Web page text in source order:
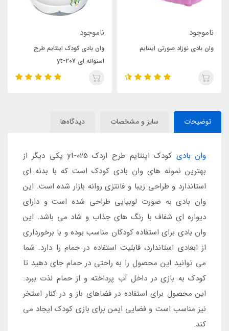
ناموجود
وان بادی کودک اینتایم طرح
ناموجود
وان بادی نوزاد اینتایم طرح آبی
yt-226a
توضیحات سایز و مشخصات دیدگاه‌ها
وان بادی
کودک اینتایم طرح اردک yt-025 یکی دیگر از
بهترین نمونه های وان بادی کودک است که با بدنه ای
استاندارد و طراحی زیبا و فانتزی روانه بازار شده است. این
وان بادی به صورت لوبیایی طراحی شده است و دارای
دیواره ای شفاف با رنگ های جذاب و شاد می باشد. این
وان بادی برای استفاده کودکان مناسب بوده و با برخورداری
از ابعادی استاندارد، قابلیت استفاده در حمام را دارد. شما
می توانید این محصول را به راحتی در حمام جای دهید تا
کودک به بازی در داخل آب پرداخته و از حمام لذت ببرد.
این محصول برای استفاده در فضاهای باز و در کنار استخر
نیز مناسب است و فضایی ایمن برای بازی کودک ایجاد می
کند.